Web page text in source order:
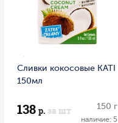
Сливки кокосовые KATI
150мл
138 р. за шт 150 г
наличие: 5